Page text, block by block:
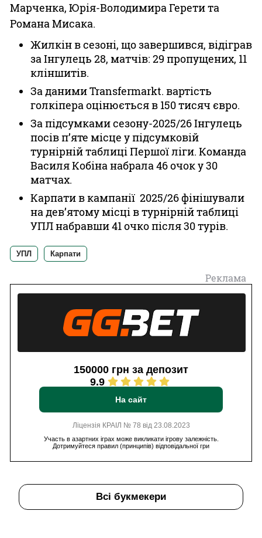
Марченка, Юрія-Володимира Герети та
Романа Мисака.
Жилкін в сезоні, що завершився, відіграв
за Інгулець 28, матчів: 29 пропущених, 11
кліншитів.
За даними Transfermarkt. вартість
голкіпера оцінюється в 150 тисяч євро.
За підсумками сезону-2025/26 Інгулець
посів п’яте місце у підсумковій
турнірній таблиці Першої ліги. Команда
Василя Кобіна набрала 46 очок у 30
матчах.
Карпати в кампанії 2025/26 фінішували
на дев’ятому місці в турнірній таблиці
УПЛ набравши 41 очко після 30 турів.
УПЛ Карпати
Реклама
150000 грн за депозит
9.9
На сайт
Ліцензія КРАІЛ № 78 від 23.08.2023
Участь в азартних іграх може викликати ігрову залежність.
Дотримуйтеся правил (принципів) відповідальної гри
Всі букмекери